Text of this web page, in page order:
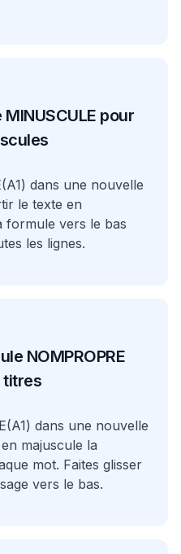
pour
dans une nouvelle
le texte en
formule vers le bas
les lignes.
NOMPROPRE
titres
dans une nouvelle
majuscule la
mot. Faites glisser
vers le bas.